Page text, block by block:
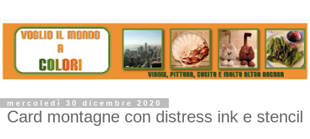
mercoledì 30 dicembre 2020
Card montagne con distress ink e stencil